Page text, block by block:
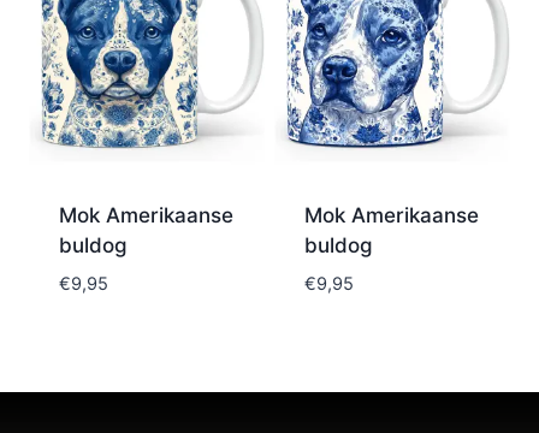
Mok Amerikaanse
buldog
€9,95
Mok Amerikaanse
buldog
€9,95